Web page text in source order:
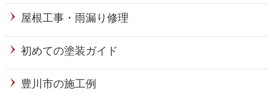
屋根工事・雨漏り修理
初めての塗装ガイド
豊川市の施工例